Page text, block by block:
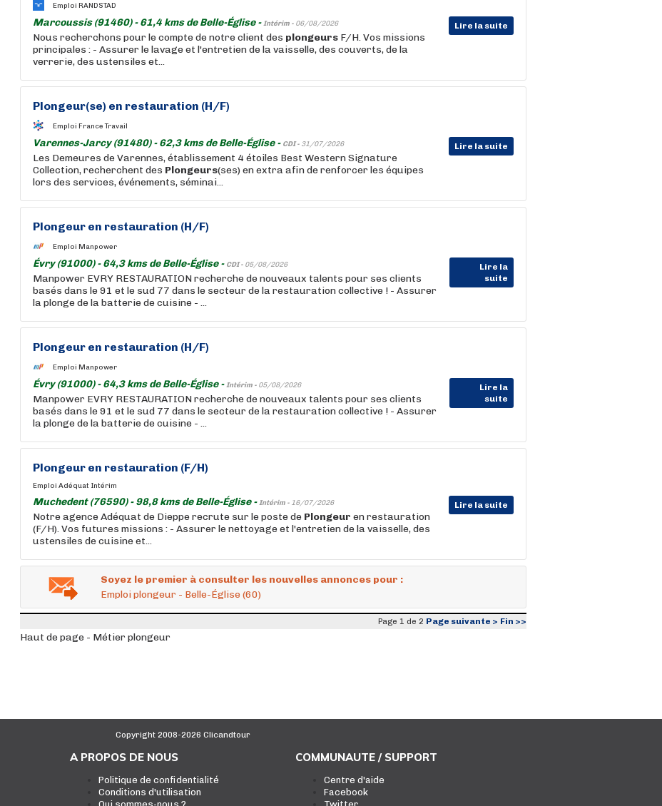
Emploi RANDSTAD
Marcoussis (91460) - 61,4 kms de Belle-Église -Intérim - 06/08/2026 Lire la suite
Nous recherchons pour le compte de notre client des plongeurs F/H. Vos missions
principales : - Assurer le lavage et l'entretien de la vaisselle, des couverts, de la
verrerie, des ustensiles et...
Plongeur(se) en restauration (H/F)
Emploi France Travail
Varennes-Jarcy (91480) - 62,3 kms de Belle-Église - CDI - 31/07/2026 Lire la suite
Les Demeures de Varennes, établissement 4 étoiles Best Western Signature
Collection, recherchent des Plongeurs(ses) en extra afin de renforcer les équipes
lors des services, événements, séminai...
Plongeur en restauration (H/F)
Emploi Manpower
Évry (91000) - 64,3 kms de Belle-Église - CDI - 05/08/2026
Lire la
suite
Manpower EVRY RESTAURATION recherche de nouveaux talents pour ses clients
basés dans le 91 et le sud 77 dans le secteur de la restauration collective ! - Assurer
la plonge de la batterie de cuisine - ...
Plongeur en restauration (H/F)
Emploi Manpower
Évry (91000) - 64,3 kms de Belle-Église -Intérim - 05/08/2026
Lire la
suite
Manpower EVRY RESTAURATION recherche de nouveaux talents pour ses clients
basés dans le 91 et le sud 77 dans le secteur de la restauration collective ! - Assurer
la plonge de la batterie de cuisine - ...
Plongeur en restauration (F/H)
Emploi Adéquat Intérim
Muchedent (76590) - 98,8 kms de Belle-Église -Intérim - 16/07/2026 Lire la suite
Notre agence Adéquat de Dieppe recrute sur le poste de Plongeur en restauration
(F/H). Vos futures missions : - Assurer le nettoyage et l'entretien de la vaisselle, des
ustensiles de cuisine et...
Soyez le premier à consulter les nouvelles annonces pour :
Emploi plongeur - Belle-Église (60)
Page 1 de 2 Page suivante > Fin >>
Haut de page - Métier plongeur
Copyright 2008-2026 Clicandtour
A PROPOS DE NOUS
Politique de confidentialité
Conditions d'utilisation
COMMUNAUTE / SUPPORT
Centre d'aide
Facebook